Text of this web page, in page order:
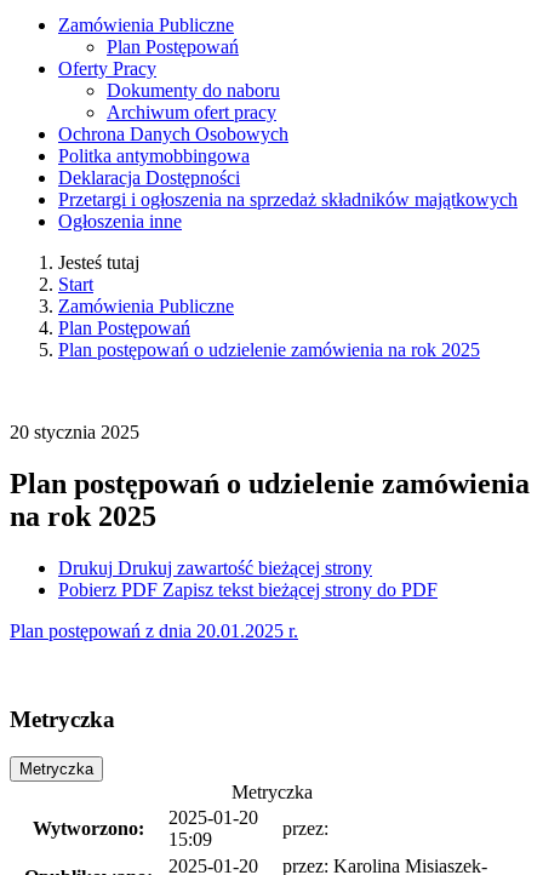
Zamówienia Publiczne
Plan Postępowań
Oferty Pracy
Dokumenty do naboru
Archiwum ofert pracy
Ochrona Danych Osobowych
Politka antymobbingowa
Deklaracja Dostępności
Przetargi i ogłoszenia na sprzedaż składników majątkowych
Ogłoszenia inne
Jesteś tutaj
Start
Zamówienia Publiczne
Plan Postępowań
Plan postępowań o udzielenie zamówienia na rok 2025
20 stycznia 2025
Plan postępowań o udzielenie zamówienia
na rok 2025
Drukuj Drukuj zawartość bieżącej strony
Pobierz PDF Zapisz tekst bieżącej strony do PDF
Plan postępowań z dnia 20.01.2025 r.
Metryczka
Metryczka
Metryczka
Wytworzono:
2025-01-20
15:09
przez:
2025-01-20
przez: Karolina Misiaszek-